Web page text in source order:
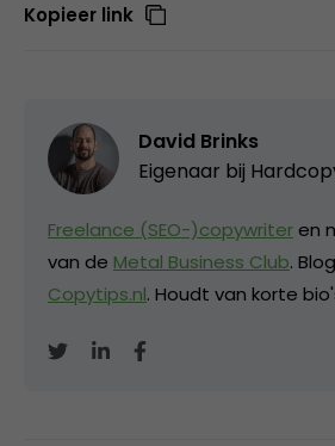
Kopieer link
David Brinks
Eigenaar bij
Freelance (SEO-)copywriter en
van de Metal Business Club.
Copytips.nl. Houdt van korte